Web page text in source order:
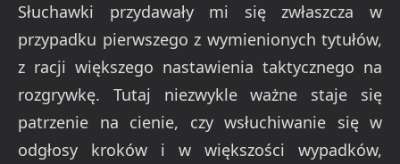
Słuchawki przydawały mi się zwłaszcza w
przypadku pierwszego z wymienionych tytułów,
z racji większego nastawienia taktycznego na
rozgrywkę. Tutaj niezwykle ważne staje się
patrzenie na cienie, czy wsłuchiwanie się w
odgłosy kroków i w większości wypadków,